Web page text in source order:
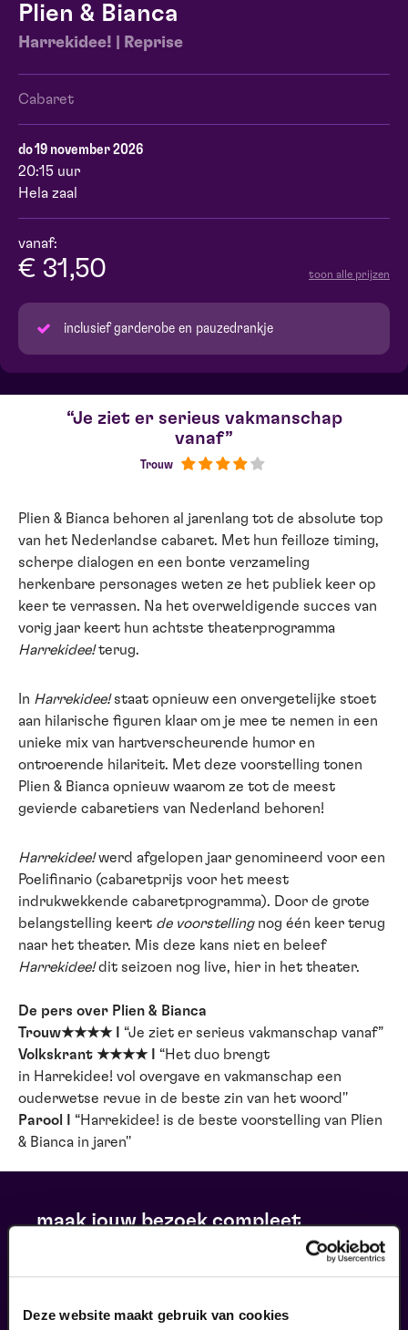
Deze website maakt gebruik van cookies
Plien & Bianca
Harrekidee! | Reprise
Cabaret
do 19 november 2026
20:15 uur
Hela zaal
vanaf:
€ 31,50 toon alle prijzen
inclusief garderobe en pauzedrankje
Je ziet er serieus vakmanschap
vanaf
Trouw
Plien & Bianca behoren al jarenlang tot de absolute top
van het Nederlandse cabaret. Met hun feilloze timing,
scherpe dialogen en een bonte verzameling
herkenbare personages weten ze het publiek keer op
keer te verrassen. Na het overweldigende succes van
vorig jaar keert hun achtste theaterprogramma
Harrekidee!terug.
In Harrekidee!staat opnieuw een onvergetelijke stoet
aan hilarische figuren klaar om je mee te nemen in een
unieke mix van hartverscheurende humor en
ontroerende hilariteit. Met deze voorstelling tonen
Plien & Bianca opnieuw waarom ze tot de meest
gevierde cabaretiers van Nederland behoren!
Harrekidee!werd afgelopen jaar genomineerd voor een
Poelifinario (cabaretprijs voor het meest
indrukwekkende cabaretprogramma). Door de grote
belangstelling keert de voorstellingnog één keer terug
naar het theater. Mis deze kans niet en beleef
Harrekidee!dit seizoen nog live, hier in het theater.
De pers over Plien & Bianca
Trouw★★★★ I “Je ziet er serieus vakmanschap vanaf”
Volkskrant ★★★★ I “Het duo brengt
in Harrekidee! vol overgave en vakmanschap een
ouderwetse revue in de beste zin van het woord''
Parool I “Harrekidee! is de beste voorstelling van Plien
& Bianca in jaren''
maak jouw bezoek compleet